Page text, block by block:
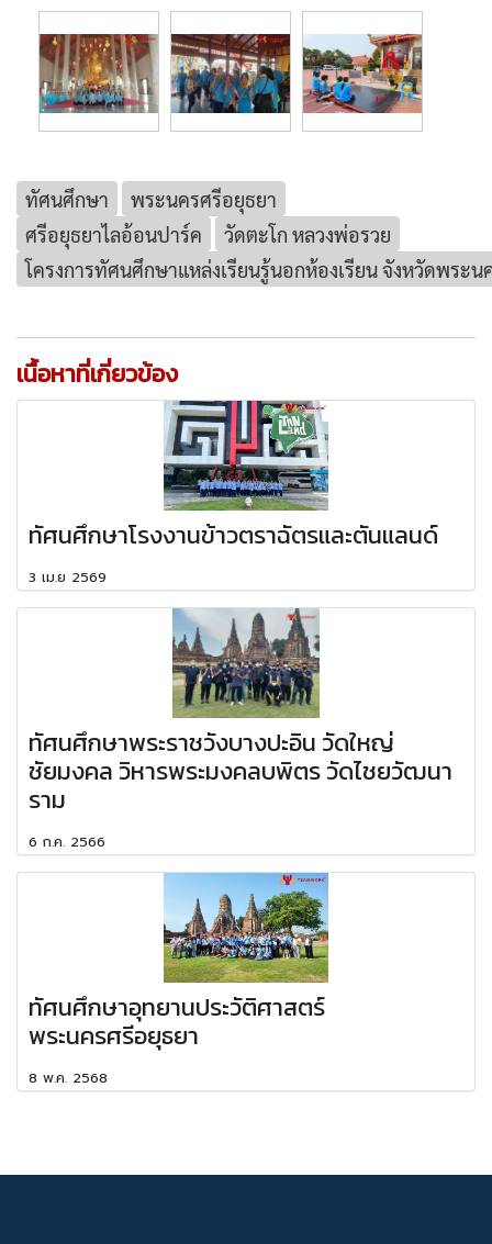
ทัศนศึกษา
พระนครศรีอยุธยา
ศรีอยุธยาไลอ้อนปาร์ค
วัดตะโก หลวงพ่อรวย
โครงการทัศนศึกษาแหล่งเรียนรู้นอกห้องเรียน จังหวัดพระน
เนื้อหาที่เกี่ยวข้อง
ทัศนศึกษาโรงงานข้าวตราฉัตรและตันแลนด์
3 เม.ย 2569
ทัศนศึกษาพระราชวังบางปะอิน วัดใหญ่
ชัยมงคล วิหารพระมงคลบพิตร วัดไชยวัฒนา
ราม
6 ก.ค. 2566
ทัศนศึกษาอุทยานประวัติศาสตร์
พระนครศรีอยุธยา
8 พ.ค. 2568